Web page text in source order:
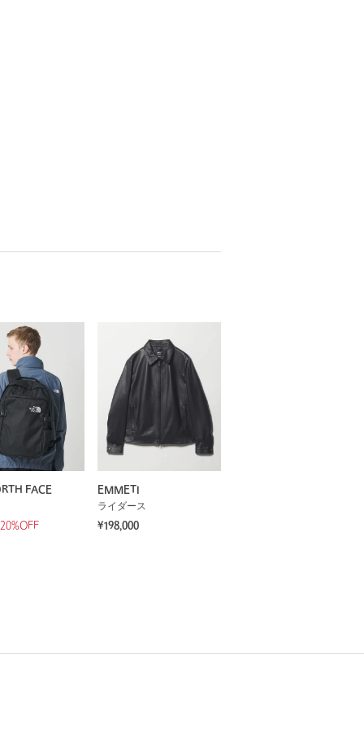
FACE
20%OFF
EMMETI
ライダース
¥198,000